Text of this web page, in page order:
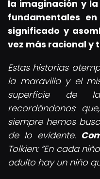
la imaginación y
fundamentales
significado y
vez más racional y
Estas historias
la maravilla y el
superficie de
recordándonos
siempre hemos
de lo evidente.
Tolkien: En cada
adulto hay un niño